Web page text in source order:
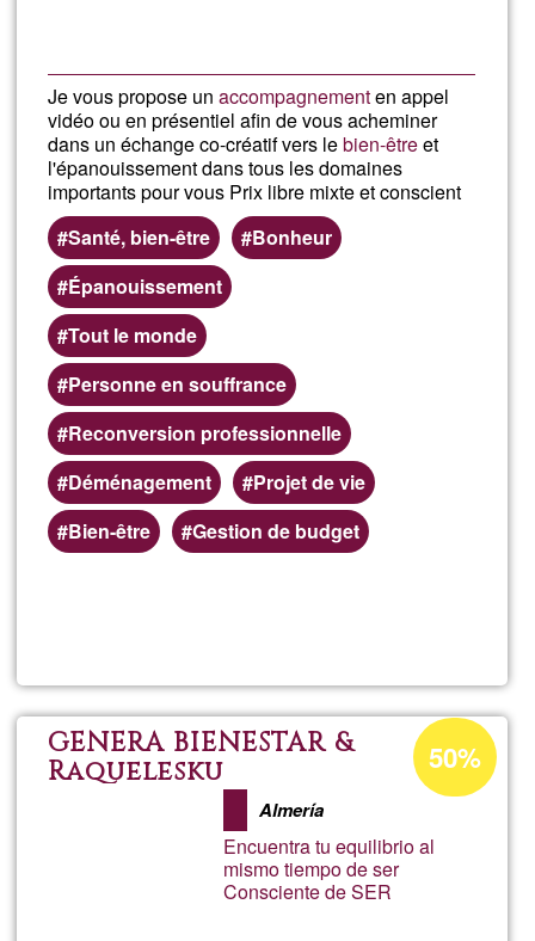
Je vous propose unaccompagnementen appel
vidéo ou en présentiel afin de vous acheminer
dans un échange co-créatif vers lebien-êtreet
l'épanouissement dans tous les domaines
importants pour vous Prix libre mixte et conscient
Santé, bien-être
Bonheur
Épanouissement
Tout le monde
Personne en souffrance
Reconversion professionnelle
Déménagement
Projet de vie
Bien-être
Gestion de budget
GENERA BIENESTAR &
Raquelesku
Almería
Encuentra tu equilibrio al
mismo tiempo de ser
Consciente de SER
Acceptance
percentage
Ğ1
50%